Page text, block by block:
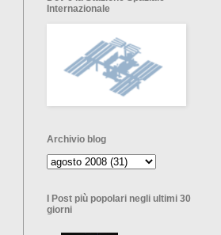
Internazionale
Archivio blog
I Post più popolari negli ultimi 30
giorni